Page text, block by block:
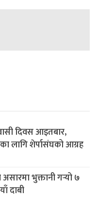
दिवस आइतबार,
लागि शेर्पासंघको आग्रह
भुक्तानी गर्‍यो ७
दाबी